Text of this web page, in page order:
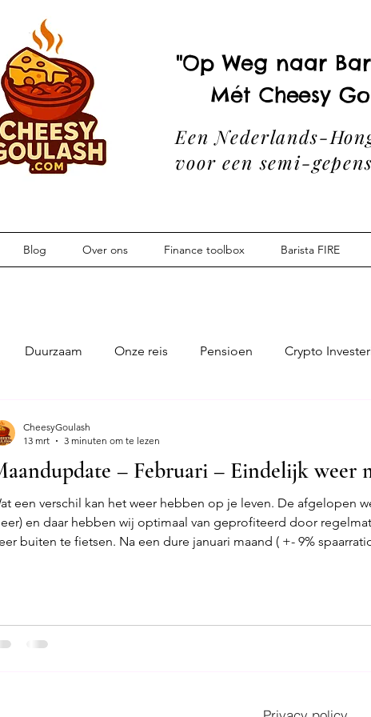
"Op Weg naar
Mét Cheesy
Een Nederlands-
voor een semi-
Blog Over ons Finance toolbox Barista FIRE
Duurzaam Onze reis Pensioen Crypto
– Februari – Eindelijk weer
een verschil kan het weer hebben op je leven. De afgelopen
en daar hebben wij optimaal van geprofiteerd door
buiten te fietsen. Na een dure januari maand ( +- 9%
CheesyGoulash
13 mrt
3 minuten om te lezen